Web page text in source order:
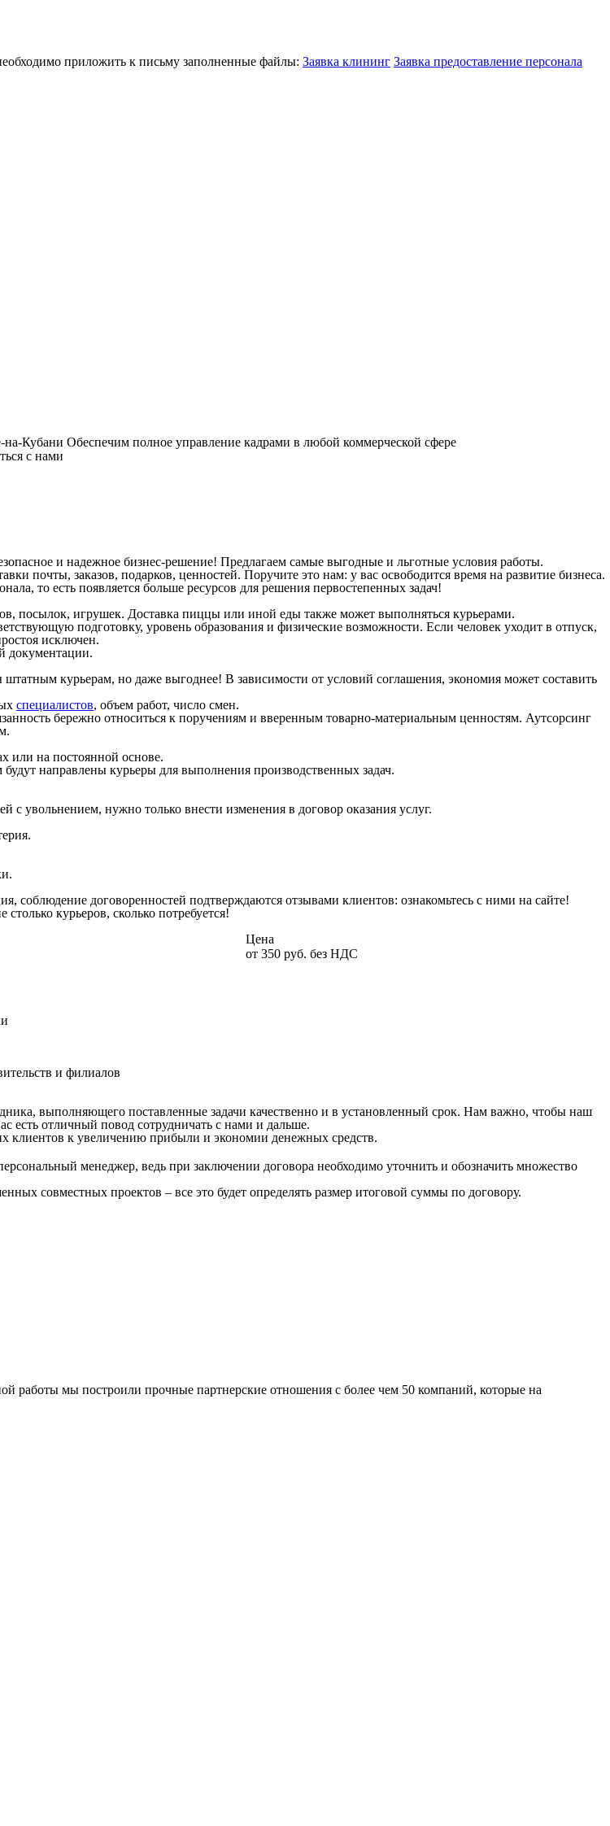
приложить к письму заполненные файлы: Заявка клининг Заявка предоставление персонала
на-Кубани Обеспечим полное управление кадрами в любой коммерческой сфере
с нами
и надежное бизнес-решение! Предлагаем самые выгодные и льготные условия работы.
почты, заказов, подарков, ценностей. Поручите это нам: у вас освободится время на развитие бизнеса.
то есть появляется больше ресурсов для решения первостепенных задач!
посылок, игрушек. Доставка пиццы или иной еды также может выполняться курьерами.
подготовку, уровень образования и физические возможности. Если человек уходит в отпуск,
исключен.
документации.
курьерам, но даже выгоднее! В зависимости от условий соглашения, экономия может составить
специалистов, объем работ, число смен.
бережно относиться к поручениям и вверенным товарно-материальным ценностям. Аутсорсинг
или на постоянной основе.
направлены курьеры для выполнения производственных задач.
с увольнением, нужно только внести изменения в договор оказания услуг.
соблюдение договоренностей подтверждаются отзывами клиентов: ознакомьтесь с ними на сайте!
курьеров, сколько потребуется!
Цена
от 350 руб. без НДС
и филиалов
выполняющего поставленные задачи качественно и в установленный срок. Нам важно, чтобы наш
есть отличный повод сотрудничать с нами и дальше.
к увеличению прибыли и экономии денежных средств.
менеджер, ведь при заключении договора необходимо уточнить и обозначить множество
совместных проектов – все это будет определять размер итоговой суммы по договору.
работы мы построили прочные партнерские отношения с более чем 50 компаний, которые на